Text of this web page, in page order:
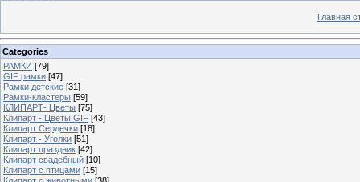
Главная
Categories
РАМКИ [79]
GIF рамки [47]
Рамки детские [31]
Рамки-кластеры [59]
КЛИПАРТ- Цветы [75]
Клипарт - Цветы GIF [43]
Клипарт Сердечки [18]
Клипарт - Уголки [51]
Клипарт праздник [42]
Клипарт свадебный [10]
Клипарт с птицами [15]